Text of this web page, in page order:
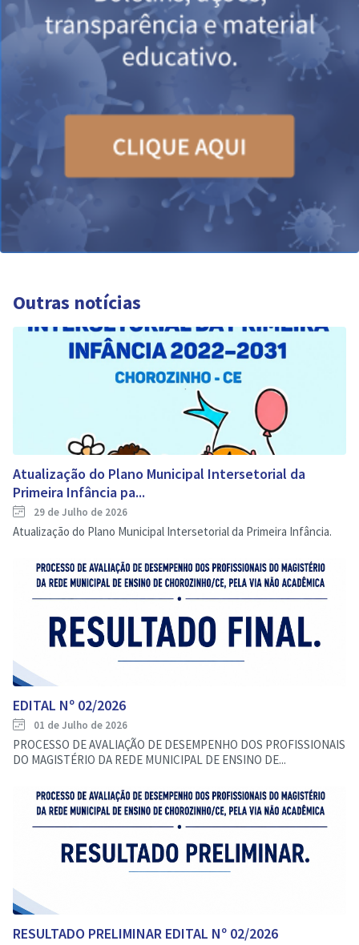
Outras notícias
Atualização do Plano Municipal Intersetorial da
Primeira Infância pa...
29 de Julho de 2026
Atualização do Plano Municipal Intersetorial da Primeira Infância.
EDITAL Nº 02/2026
01 de Julho de 2026
PROCESSO DE AVALIAÇÃO DE DESEMPENHO DOS PROFISSIONAIS
DO MAGISTÉRIO DA REDE MUNICIPAL DE ENSINO DE...
RESULTADO PRELIMINAR EDITAL Nº 02/2026